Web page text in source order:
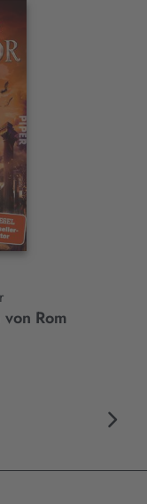
Rom